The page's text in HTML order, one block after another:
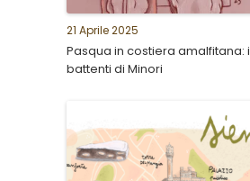
21 Aprile 2025
Pasqua in costiera amalfitana: i
battenti di Minori